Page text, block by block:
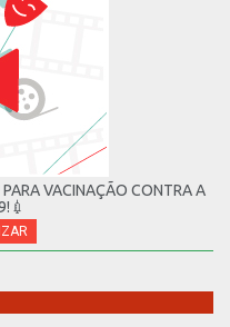
VACINAÇÃO CONTRA A